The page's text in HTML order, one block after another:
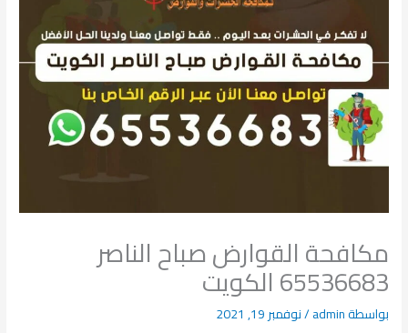
مكافحة القوارض صباح الناصر
65536683 الكويت
بواسطةadmin
/نوفمبر 19, 2021